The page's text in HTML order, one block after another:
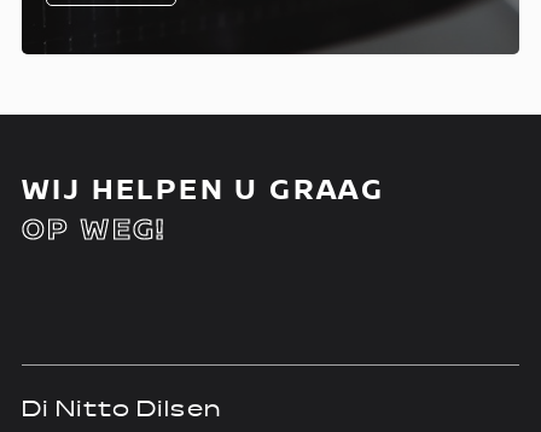
WIJ HELPEN U GRAAG
OP WEG!
Di Nitto Dilsen